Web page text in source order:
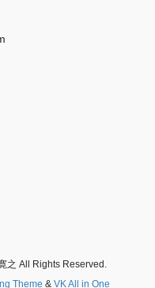
之 All Rights Reserved.
Theme & VK All in One